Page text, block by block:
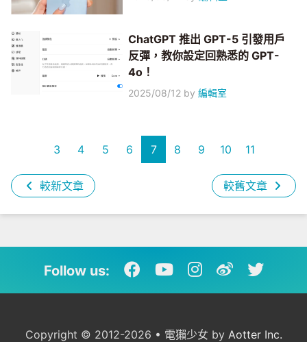
ChatGPT 推出 GPT-5 引發用戶
反彈，教你設定回熟悉的 GPT-
4o！
2025/08/12 by編輯室
較新文章
3 4 5 6 7 8 9 10 11
較舊文章
Follow us:
Copyright © 2012-2026 • 電獺少女 by Aotter Inc.